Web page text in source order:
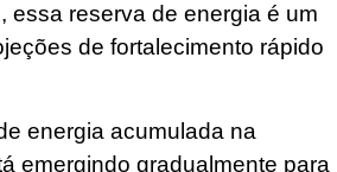
essa reserva de energia é um
de fortalecimento rápido
energia acumulada na
emergindo gradualmente para